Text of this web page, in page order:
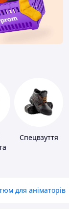
Спецвзуття
для аніматорів